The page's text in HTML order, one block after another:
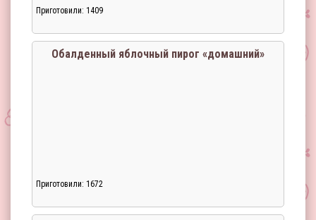
Приготовили: 1409
Обалденный яблочный пирог «домашний»
Приготовили: 1672